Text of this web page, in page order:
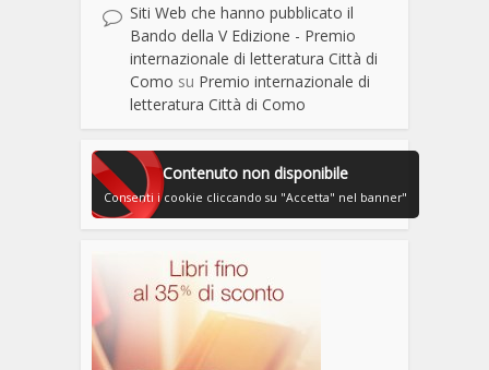
Siti Web che hanno pubblicato il
Bando della V Edizione - Premio
internazionale di letteratura Città di
Como su Premio internazionale di
letteratura Città di Como
Contenuto non disponibile
Consenti i cookie cliccando su "Accetta" nel banner"